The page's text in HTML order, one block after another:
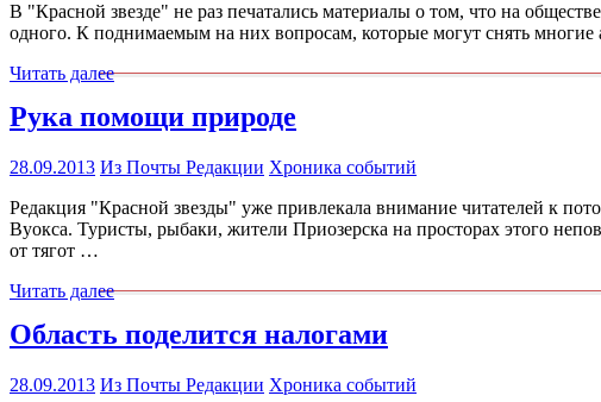
В "Красной звезде" не раз печатались материалы о том, что на
одного. К поднимаемым на них вопросам, которые могут снять
Читать далее
Рука помощи природе
28.09.2013 Из Почты Редакции Хроника событий
Редакция "Красной звезды" уже привлекала внимание читателей к
Вуокса. Туристы, рыбаки, жители Приозерска на просторах этого
от тягот …
Читать далее
Область поделится налогами
28.09.2013 Из Почты Редакции Хроника событий